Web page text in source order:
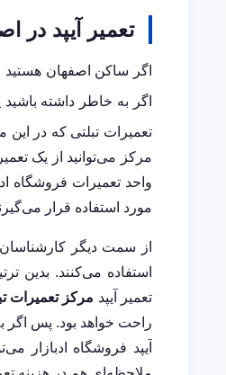
تعمیر آیپد در
اگر ساکن اصفهان هستید
اگر به خاطر داشته
تعمیرات تبلتی که در این
مرکز می‌توانید از یک
واحد تعمیرات فروشگاه
مورد استفاده قرار
از سمت دیگر
استفاده می‌کنند. بدین
تعمیر آیپد مرکز تعمیرات
راحت خواهد بود. پس اگر
آیپد فروشگاه ادبازار